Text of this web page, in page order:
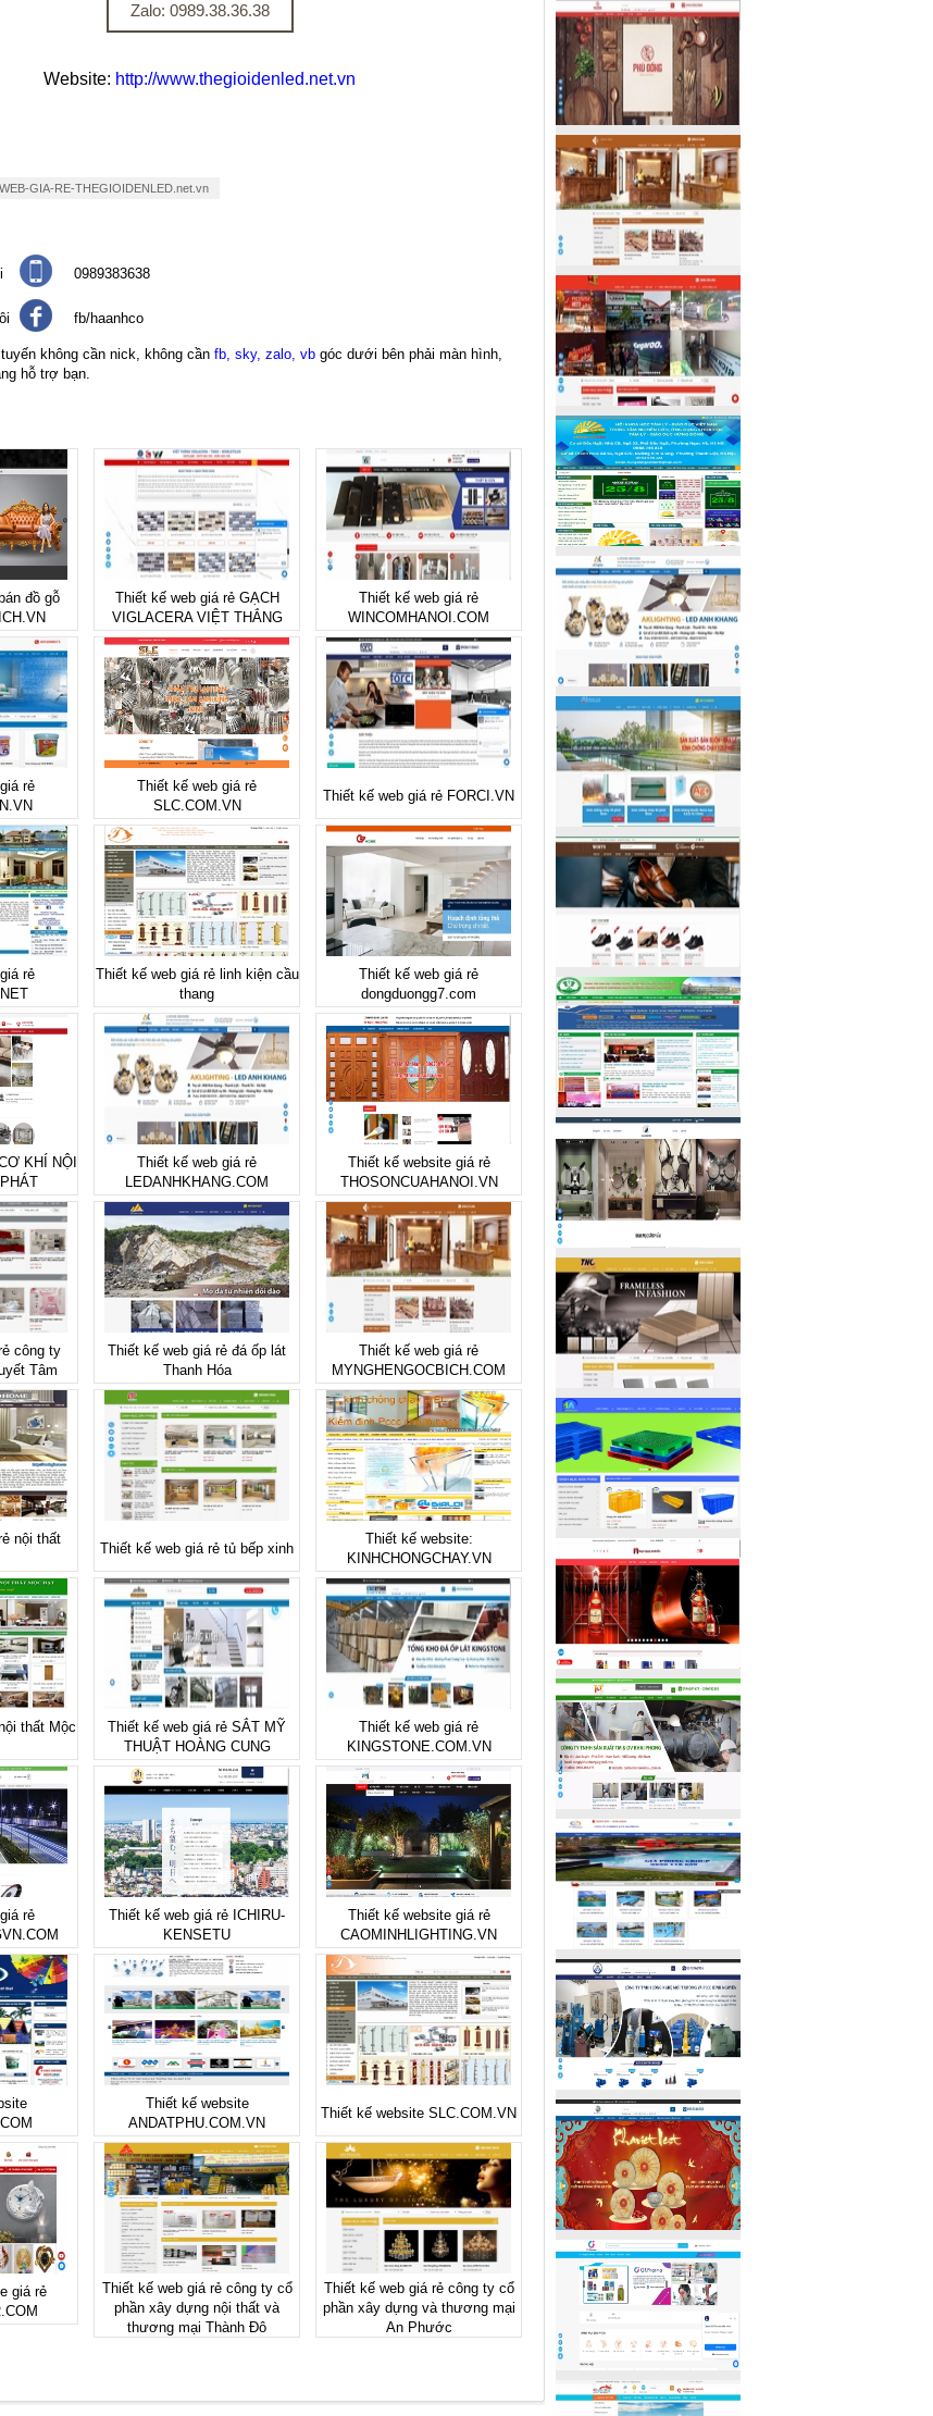
Zalo: 0989.38.36.38
Website: http://www.thegioidenled.net.vn
GIA-RE-THEGIOIDENLED.net.vn
0989383638
fb/haanhco
không cần nick, không cần fb, sky, zalo, vb góc dưới bên phải màn hình,
hỗ trợ bạn.
đồ gỗ
Thiết kế web giá rẻ GẠCH
VIGLACERA VIỆT THẮNG
Thiết kế web giá rẻ
WINCOMHANOI.COM
rẻ
Thiết kế web giá rẻ
SLC.COM.VN
Thiết kế web giá rẻ FORCI.VN
rẻ
Thiết kế web giá rẻ linh kiện cầu
thang
Thiết kế web giá rẻ
dongduongg7.com
KHÍ NỘI
Thiết kế web giá rẻ
LEDANHKHANG.COM
Thiết kế website giá rẻ
THOSONCUAHANOI.VN
công ty
Tâm
Thiết kế web giá rẻ đá ốp lát
Thanh Hóa
Thiết kế web giá rẻ
MYNGHENGOCBICH.COM
nội thất
Thiết kế web giá rẻ tủ bếp xinh
Thiết kế website:
KINHCHONGCHAY.VN
thất Mộc
Thiết kế web giá rẻ SẮT MỸ
THUẬT HOÀNG CUNG
Thiết kế web giá rẻ
KINGSTONE.COM.VN
rẻ
Thiết kế web giá rẻ ICHIRU-
KENSETU
Thiết kế website giá rẻ
CAOMINHLIGHTING.VN
Thiết kế website
ANDATPHU.COM.VN
Thiết kế website SLC.COM.VN
giá rẻ
Thiết kế web giá rẻ công ty cổ
phần xây dựng nội thất và
thương mại Thành Đô
Thiết kế web giá rẻ công ty cổ
phần xây dựng và thương mại
An Phước